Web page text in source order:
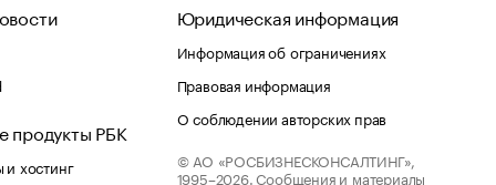
продукты РБК
хостинг
Юридическая информация
Информация об ограничениях
Правовая информация
О соблюдении авторских прав
© АО «РОСБИЗНЕСКОНСАЛТИНГ»,
1995–2026. Сообщения и материалы